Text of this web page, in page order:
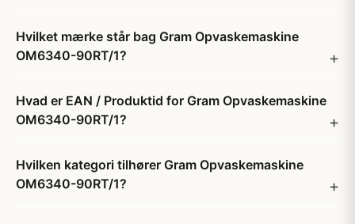
Hvilket mærke står bag Gram Opvaskemaskine
OM6340-90RT/1?
Hvad er EAN / Produktid for Gram Opvaskemaskine
OM6340-90RT/1?
Hvilken kategori tilhører Gram Opvaskemaskine
OM6340-90RT/1?